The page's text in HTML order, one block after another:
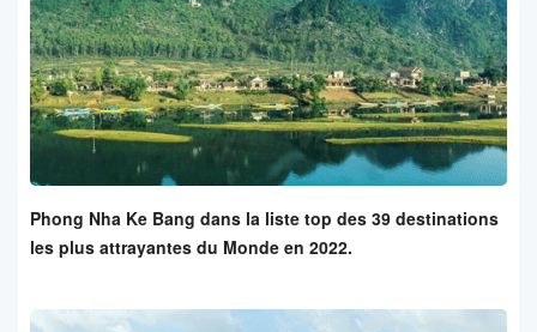
Phong Nha Ke Bang dans la liste top des 39 destinations
les plus attrayantes du Monde en 2022.